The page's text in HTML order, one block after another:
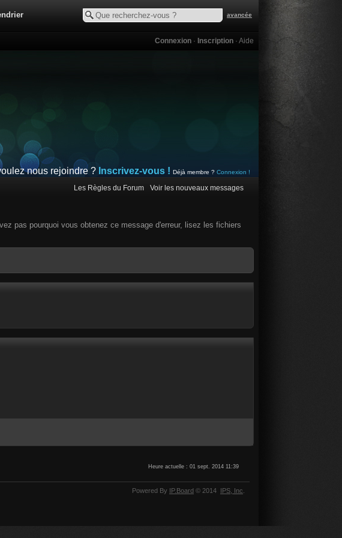
avancée
Connexion · Inscription · Aide
nous rejoindre ? Inscrivez-vous ! Déjà membre ? Connexion !
Les Règles du Forum Voir les nouveaux messages
pas pourquoi vous obtenez ce message d'erreur, lisez les fichiers
Heure actuelle : 01 sept. 2014 11:39
Powered By IP.Board © 2014 IPS, Inc